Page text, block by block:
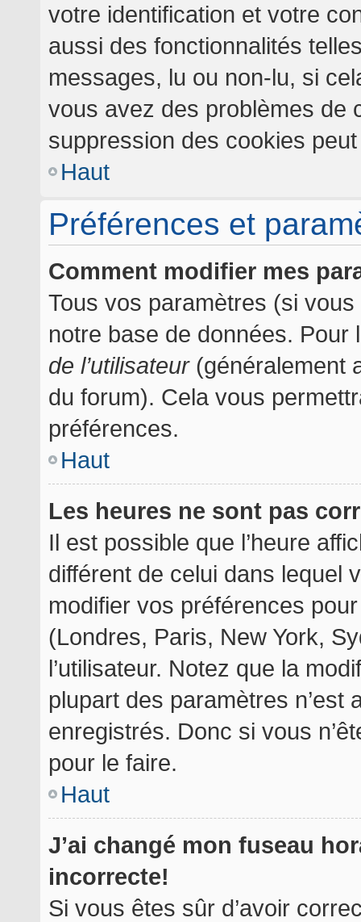
votre identification et votre
aussi des fonctionnalités
messages, lu ou non-lu, si
vous avez des problèmes de
suppression des cookies
Haut
Préférences et
Comment modifier mes
Tous vos paramètres (si
notre base de données.
de l’utilisateur(généralement
du forum). Cela vous
préférences.
Haut
Les heures ne sont pas
Il est possible que l’heure
différent de celui dans lequel
modifier vos préférences
(Londres, Paris, New York,
l’utilisateur. Notez que la
plupart des paramètres n’est
enregistrés. Donc si vous
pour le faire.
Haut
J’ai changé mon fuseau
incorrecte!
Si vous êtes sûr d’avoir